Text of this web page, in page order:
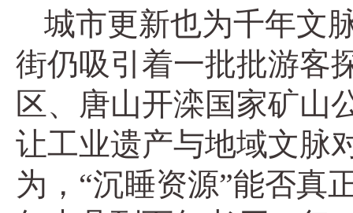
城市更新也为千年文
街仍吸引着一批批游客
区、唐山开滦国家矿山
让工业遗产与地域文脉
为，“沉睡资源”能否真